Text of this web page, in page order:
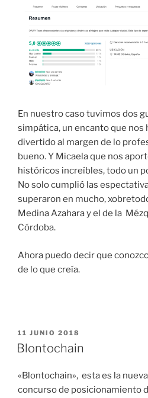
En nuestro caso tuvimos dos
simpática, un encanto que nos
divertido al margen de lo
bueno. Y Micaela que nos
históricos increíbles, todo un
No solo cumplió las
superaron en mucho,
Medina Azahara y el de la
Córdoba.
Ahora puedo decir que
de lo que creía.
PUBLICADO
EL
11 JUNIO 2018
Blontochain
«Blontochain», esta es la
concurso de posicionamiento